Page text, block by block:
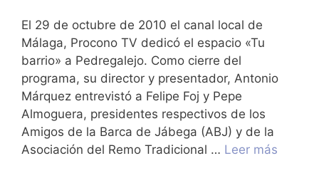
El 29 de octubre de 2010 el canal local de
Málaga, Procono TV dedicó el espacio «Tu
barrio» a Pedregalejo. Como cierre del
programa, su director y presentador, Antonio
Márquez entrevistó a Felipe Foj y Pepe
Almoguera, presidentes respectivos de los
Amigos de la Barca de Jábega (ABJ) y de la
Asociación del Remo Tradicional … Leer más